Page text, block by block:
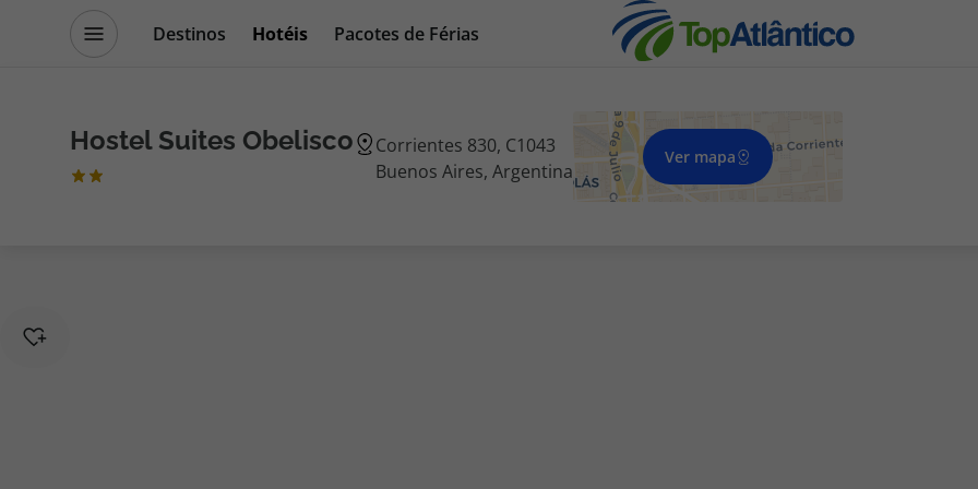
Destinos Hotéis
Pacotes de Férias
Hostel Suites Obelisco
Corrientes 830, C1043
Buenos Aires, Argentina
Ver mapa